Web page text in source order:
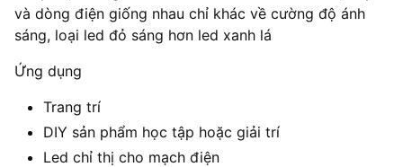
và dòng điện giống nhau chỉ khác về cường độ ánh
sáng, loại led đỏ sáng hơn led xanh lá
Ứng dụng
Trang trí
DIY sản phẩm học tập hoặc giải trí
Led chỉ thị cho mạch điện